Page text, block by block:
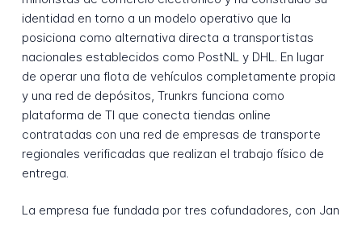
identidad en torno a un modelo operativo que la
posiciona como alternativa directa a transportistas
nacionales establecidos como PostNL y DHL. En lugar
de operar una flota de vehículos completamente propia
y una red de depósitos, Trunkrs funciona como
plataforma de TI que conecta tiendas online
contratadas con una red de empresas de transporte
regionales verificadas que realizan el trabajo físico de
entrega.
La empresa fue fundada por tres cofundadores, con Jan